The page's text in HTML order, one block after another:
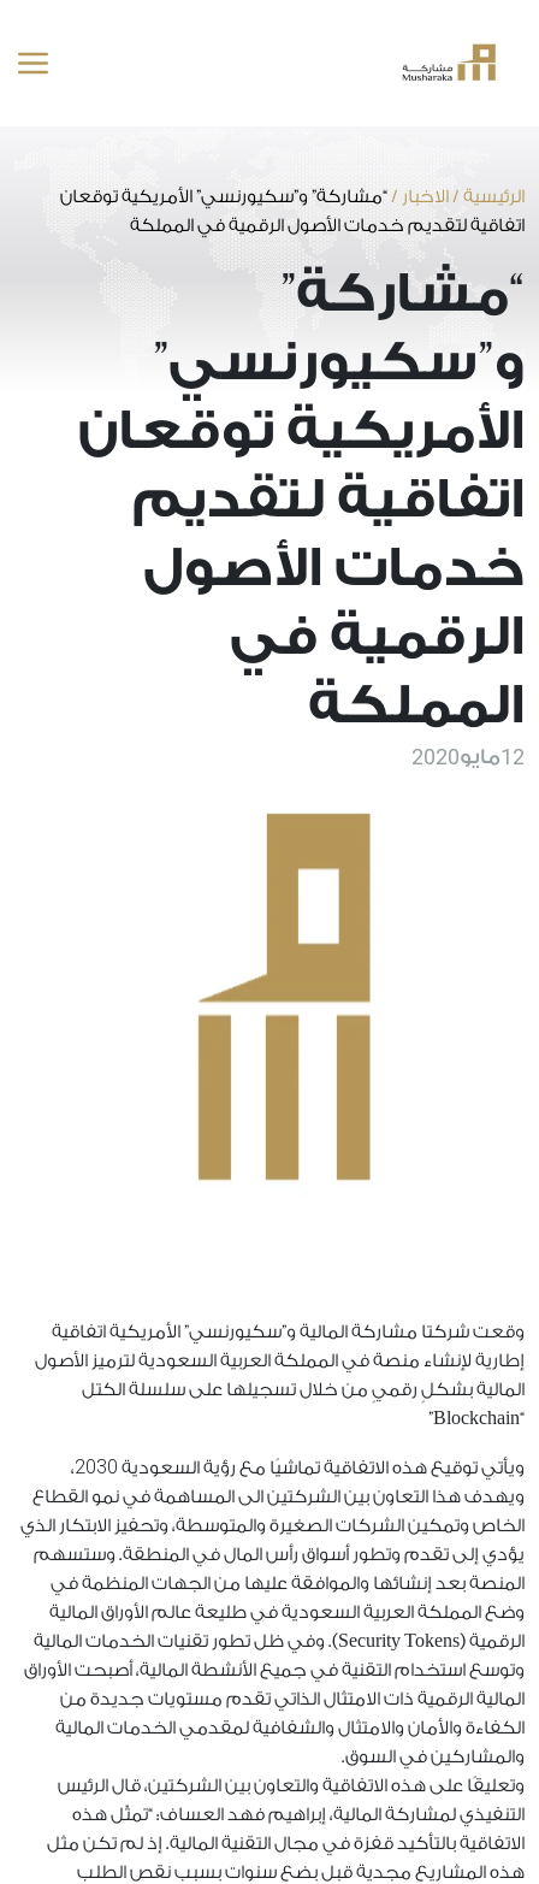
المحتوى
الرئيسية /الاخبار /“مشاركة” و”سكيورنسي” الأمريكية توقعان
اتفاقية لتقديم خدمات الأصول الرقمية في المملكة
“مشاركة”
و”سكيورنسي”
الأمريكية توقعان
اتفاقية لتقديم
خدمات الأصول
الرقمية في
المملكة
12مايو2020
وقعت شركتا مشاركة المالية و”سكيورنسي” الأمريكية اتفاقية
إطارية لإنشاء منصة في المملكة العربية السعودية لترميز الأصول
المالية بشكلٍ رقميٍ من خلال تسجيلها على سلسلة الكتل
“Blockchain”
ويأتي توقيع هذه الاتفاقية تماشيًا مع رؤية السعودية 2030،
ويهدف هذا التعاون بين الشركتين الى المساهمة في نمو القطاع
الخاص وتمكين الشركات الصغيرة والمتوسطة، وتحفيز الابتكار الذي
يؤدي إلى تقدم وتطور أسواق رأس المال في المنطقة. وستسهم
المنصة بعد إنشائها والموافقة عليها من الجهات المنظمة في
وضع المملكة العربية السعودية في طليعة عالم الأوراق المالية
الرقمية (Security Tokens). وفي ظل تطور تقنيات الخدمات المالية
وتوسع استخدام التقنية في جميع الأنشطة المالية، أصبحت الأوراق
المالية الرقمية ذات الامتثال الذاتي تقدم مستويات جديدة من
الكفاءة والأمان والامتثال والشفافية لمقدمي الخدمات المالية
والمشاركين في السوق.
وتعليقًا على هذه الاتفاقية والتعاون بين الشركتين، قال الرئيس
التنفيذي لمشاركة المالية، إبراهيم فهد العساف: “تمثّل هذه
الاتفاقية بالتأكيد قفزة في مجال التقنية المالية. إذ لم تكن مثل
هذه المشاريع مجدية قبل بضع سنوات بسبب نقص الطلب